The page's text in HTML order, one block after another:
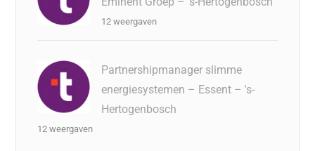
12 weergaven
Partnershipmanager slimme
energiesystemen – Essent – 's-
Hertogenbosch
12 weergaven